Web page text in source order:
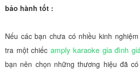
bảo hành tốt :
Nếu các bạn chưa có nhiều kinh
tra một chiếc amply karaoke gia đình
bạn nên chọn những thương hiệu đã